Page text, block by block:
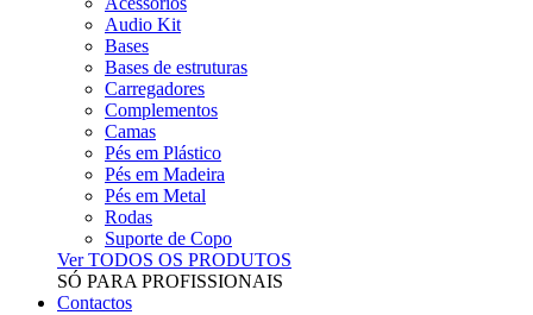
Audio Kit
Bases
Bases de estruturas
Carregadores
Complementos
Camas
Pés em Plástico
Pés em Madeira
Pés em Metal
Rodas
Suporte de Copo
Ver TODOS OS PRODUTOS
SÓ PARA PROFISSIONAIS
Contactos